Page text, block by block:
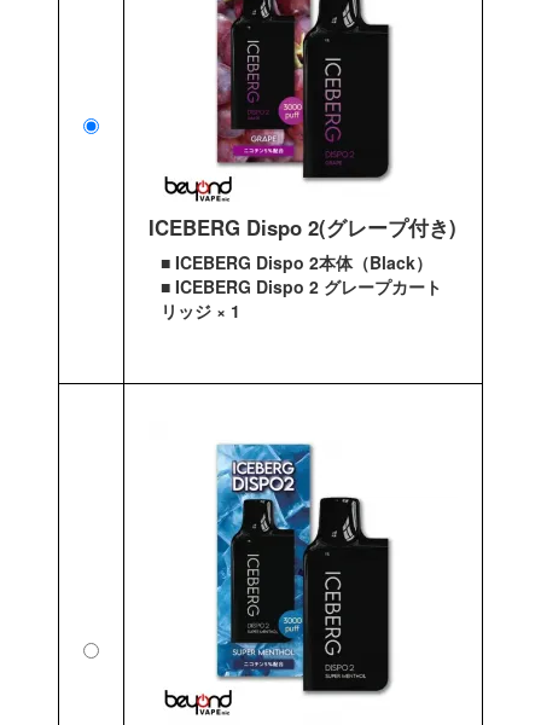
ICEBERG Dispo 2(グレープ付き)
■ ICEBERG Dispo 2本体（Black）
■ ICEBERG Dispo 2 グレープカート
リッジ × 1